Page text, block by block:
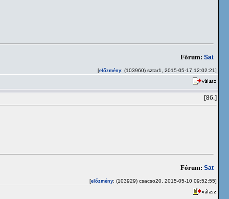
Fórum: Sat
[előzmény: (103960) sztar1, 2015-05-17 12:02:21]
[86.]
Fórum: Sat
[előzmény: (103929) csacso20, 2015-05-10 09:52:55]